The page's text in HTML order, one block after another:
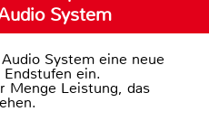
System
System eine neue
ein.
Menge Leistung, das